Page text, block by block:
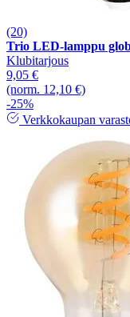
(20)
Trio LED-lamppu
Klubitarjous
9,05 €
(norm. 12,10 €)
-25%
Verkkokaupan